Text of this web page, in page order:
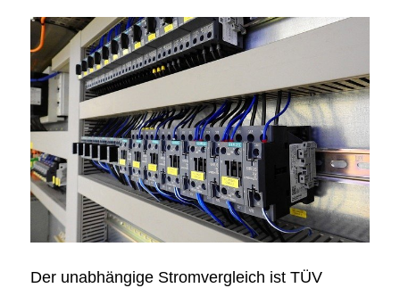
Der unabhängige Stromvergleich ist TÜV